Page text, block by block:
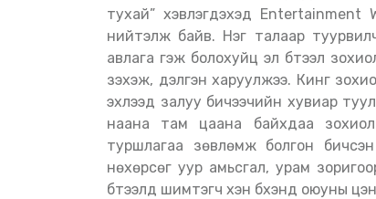
тухай” хэвлэгдэхэд Entertainment
нийтэлж байв. Нэг талаар
авлага гэж болохуйц эл бүтээл
зэхэж, дэлгэн харуулжээ. Кинг
эхлээд залуу бичээчийн хувиар
наана там цаана байхдаа зохиол
туршлагаа зөвлөмж болгон бичсэн
нөхөрсөг уур амьсгал, урам
бүтээлд шимтэгч хэн бүхэнд оюуны